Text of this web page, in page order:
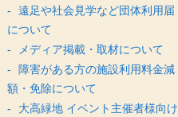
遠足や社会見学など団体利用届
について
メディア掲載・取材について
障害がある方の施設利用料金減
額・免除について
大高緑地 イベント主催者様向け